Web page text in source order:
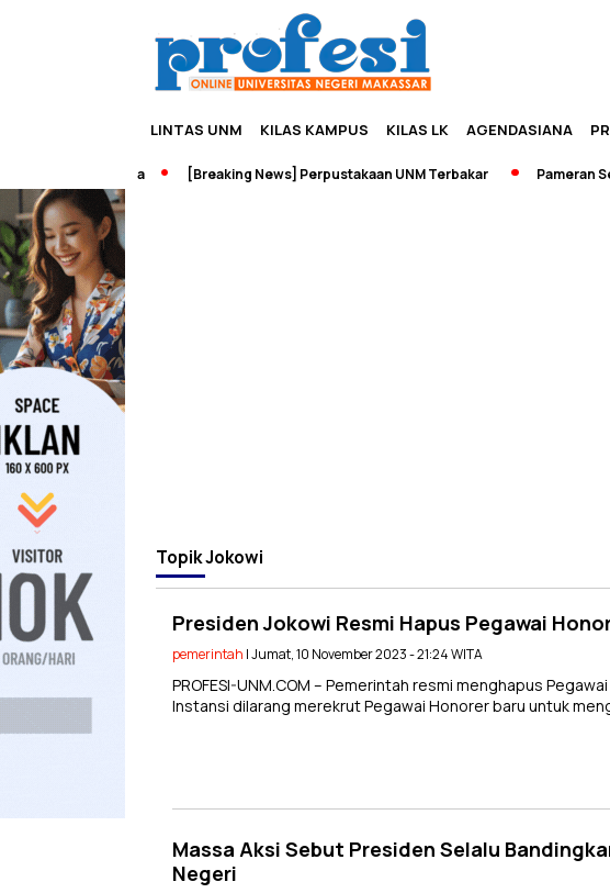
LINTAS UNM KILAS KAMPUS KILAS LK AGENDASIANA
[Breaking News] Perpustakaan UNM Terbakar Pameran
TopikJokowi
Presiden Jokowi Resmi Hapus Pegawai
pemerintah | Jumat, 10 November 2023 - 21:24 WITA
PROFESI-UNM.COM – Pemerintah resmi menghapus
Instansi dilarang merekrut Pegawai Honorer baru untuk
Massa Aksi Sebut Presiden Selalu
Negeri